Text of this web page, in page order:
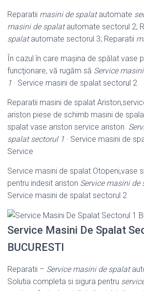
Reparatii masini de spalatautomate
masini de spalatautomate sectorul 2;
spalatautomate sectorul 3; Reparatii
În cazul în care mașina de spălat vase
funcţionare, vă rugăm să Service
1 · Service masini de spalat sectorul 2
Reparatii masini de spalat
ariston piese de schimb masini de
spalat vase ariston service ariston.
spalat sectorul 1 · Service masini de
Service
Service masini de spalat Otopeni,vase
pentru indesit ariston Service masini de
Service masini de spalat sectorul 2
Service Masini De Spalat
BUCURESTI
Reparatii – Service masini de spalat
Solutia completa si sigura pentru